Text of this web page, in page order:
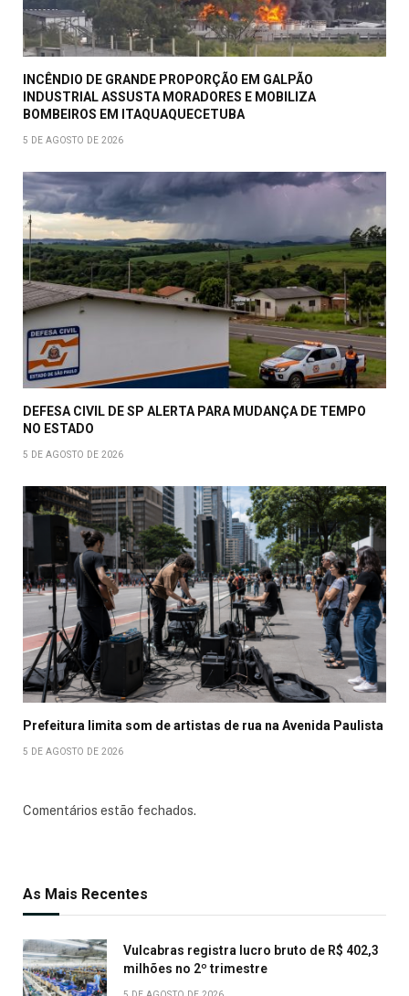
INCÊNDIO DE GRANDE PROPORÇÃO EM GALPÃO
INDUSTRIAL ASSUSTA MORADORES E MOBILIZA
BOMBEIROS EM ITAQUAQUECETUBA
5 DE AGOSTO DE 2026
DEFESA CIVIL DE SP ALERTA PARA MUDANÇA DE TEMPO
NO ESTADO
5 DE AGOSTO DE 2026
Prefeitura limita som de artistas de rua na Avenida Paulista
5 DE AGOSTO DE 2026
Comentários estão fechados.
As Mais Recentes
Vulcabras registra lucro bruto de R$ 402,3
milhões no 2º trimestre